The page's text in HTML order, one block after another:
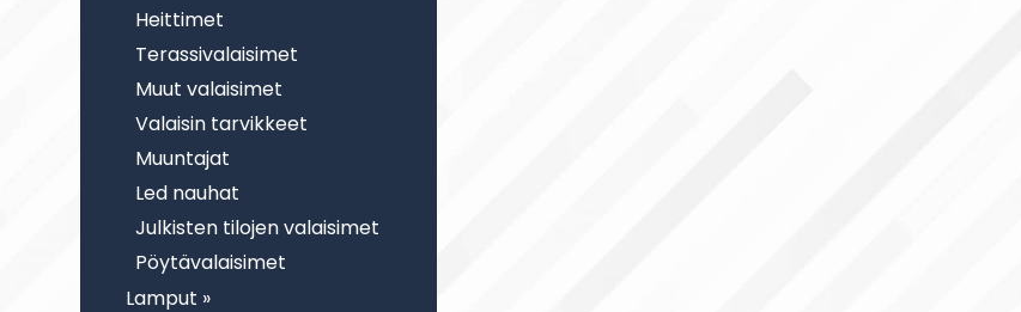
Heittimet
Terassivalaisimet
Muut valaisimet
Valaisin tarvikkeet
Muuntajat
Led nauhat
Julkisten tilojen valaisimet
Pöytävalaisimet
Lamput »